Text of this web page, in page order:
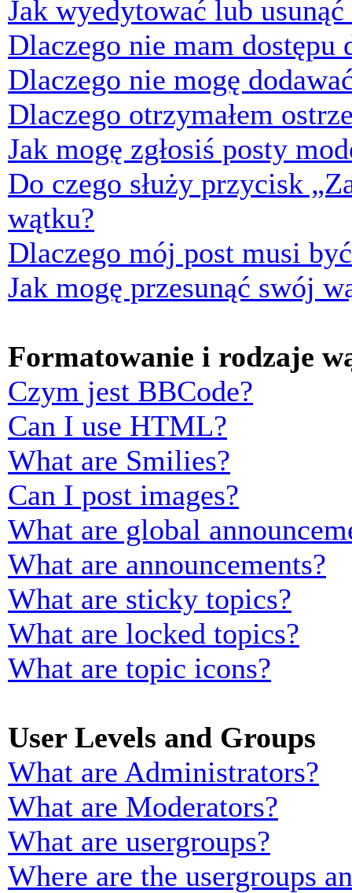
Jak wyedytować lub usunąć
Dlaczego nie mam dostępu
Dlaczego nie mogę
Dlaczego otrzymałem
Jak mogę zgłosiś posty
Do czego służy przycisk
wątku?
Dlaczego mój post musi
Jak mogę przesunąć swój
Formatowanie i rodzaje
Czym jest BBCode?
Can I use HTML?
What are Smilies?
Can I post images?
What are global
What are announcements?
What are sticky topics?
What are locked topics?
What are topic icons?
User Levels and Groups
What are Administrators?
What are Moderators?
What are usergroups?
Where are the usergroups